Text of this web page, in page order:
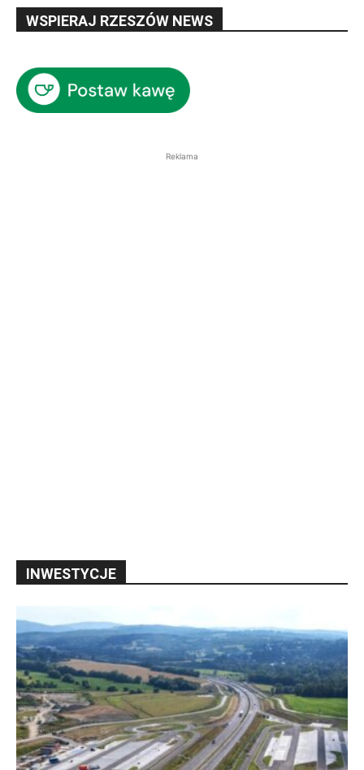
WSPIERAJ RZESZÓW NEWS
Reklama
INWESTYCJE